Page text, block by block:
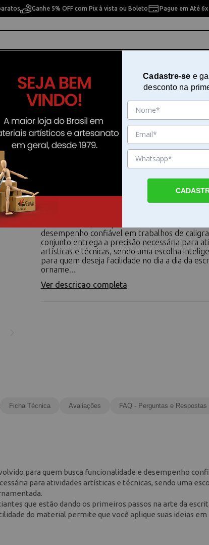
Ganhe 5% OFF com Pix à vista ou Boleto Pague em Até
Pintura Artesanal
031001 Speedball
Pena Caligrafia Speedball Set com
A1 031001 Speedball
Precisão com o bico de pena Speedball O set
desempenho confiável em trabalhos de
conjunto entrega a precisão necessária para
artísticas e técnicas, sendo uma escolha
para quem deseja facilidade no dia a dia da
orname...
Ver descricao completa
Ficha Técnica Avaliações FAQ - Perguntas e Respostas
para quem busca funcionalidade e desempenho
para atividades artísticas e técnicas, sendo uma
que estão dando os primeiros passos na arte da
do material permite que você aplique suas ideias em
Cadastre-se e
desconto na